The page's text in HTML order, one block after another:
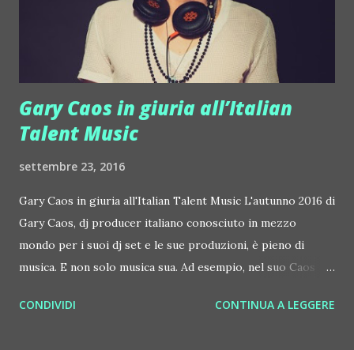
Mediterranee Club. SALE, Salento Absolute Lounge
Experience ascolta su Spotify qui:
https://open.spotify.com/album...
Gary Caos in giuria all’Italian
Talent Music
settembre 23, 2016
Gary Caos in giuria all'Italian Talent Music L'autunno 2016 di
Gary Caos, dj producer italiano conosciuto in mezzo
mondo per i suoi dj set e le sue produzioni, è pieno di
musica. E non solo musica sua. Ad esempio, nel suo Caos
Soundcloud, ospita il sound del collega Charlie Roennez.
CONDIVIDI CONTINUA A LEGGERE